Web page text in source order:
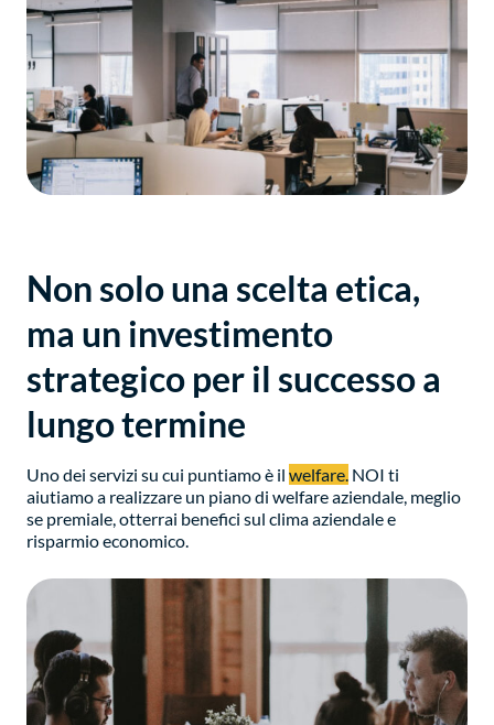
Non solo una scelta etica,
ma un investimento
strategico per il successo a
lungo termine
Uno dei servizi su cui puntiamo è il welfare. NOI ti
aiutiamo a realizzare un piano di welfare aziendale, meglio
se premiale, otterrai benefici sul clima aziendale e
risparmio economico.